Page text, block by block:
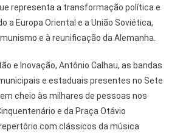
representa a transformação política e
a Europa Oriental e a União Soviética,
e à reunificação da Alemanha.
e Inovação, Antônio Calhau, as bandas
e estaduais presentes no Sete
cheio às milhares de pessoas nos
e da Praça Otávio
com clássicos da música